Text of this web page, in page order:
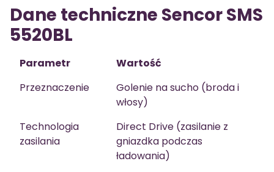
Dane techniczne Sencor SMS
5520BL
Parametr
Wartość
Przeznaczenie
Golenie na sucho (broda i
włosy)
Technologia
zasilania
Direct Drive (zasilanie z
gniazdka podczas
ładowania)